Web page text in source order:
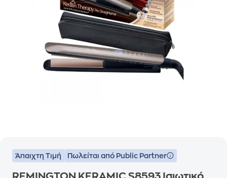
Άπαιχτη Τιμή Πωλείται από Public Partner